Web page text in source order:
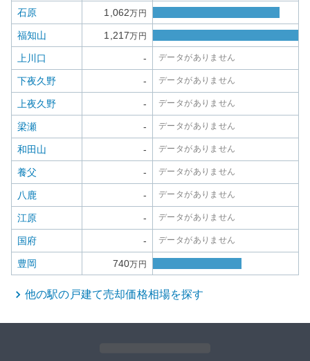
石原 1,062万円
福知山 1,217万円
上川口 - データがありません
下夜久野 - データがありません
上夜久野 - データがありません
梁瀬 - データがありません
和田山 - データがありません
養父 - データがありません
八鹿 - データがありません
江原 - データがありません
国府 - データがありません
豊岡 740万円
他の駅の 戸建て売却価格相場を探す